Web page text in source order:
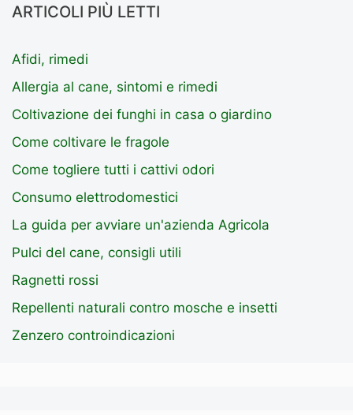
ARTICOLI PIÙ LETTI
Afidi, rimedi
Allergia al cane, sintomi e rimedi
Coltivazione dei funghi in casa o giardino
Come coltivare le fragole
Come togliere tutti i cattivi odori
Consumo elettrodomestici
La guida per avviare un'azienda Agricola
Pulci del cane, consigli utili
Ragnetti rossi
Repellenti naturali contro mosche e insetti
Zenzero controindicazioni